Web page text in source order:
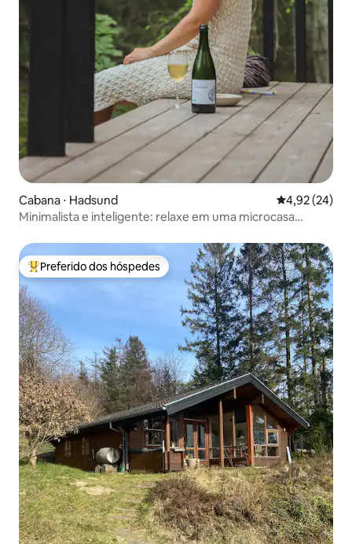
Cabana ⋅ Hadsund 4,92 de uma
4,92 (24)
Minimalista e inteligente: relaxe em uma microcasa
Entre os melhores preferidos dos hóspedes
Preferido dos hóspedes